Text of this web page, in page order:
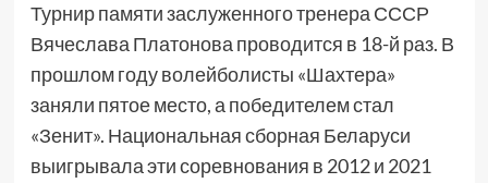
Турнир памяти заслуженного тренера СССР
Вячеслава Платонова проводится в 18-й раз. В
прошлом году волейболисты «Шахтера»
заняли пятое место, а победителем стал
«Зенит». Национальная сборная Беларуси
выигрывала эти соревнования в 2012 и 2021